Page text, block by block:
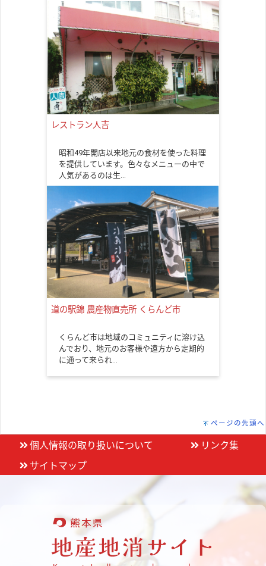
レストラン人吉
昭和49年開店以来地元の食材を使った料理
を提供しています。色々なメニューの中で
人気があるのは生…
道の駅錦 農産物直売所 くらんど市
くらんど市は地域のコミュニティに溶け込
んでおり、地元のお客様や遠方から定期的
に通って来られ…
ページの先頭へ
個人情報の取り扱いについて
リンク集
サイトマップ